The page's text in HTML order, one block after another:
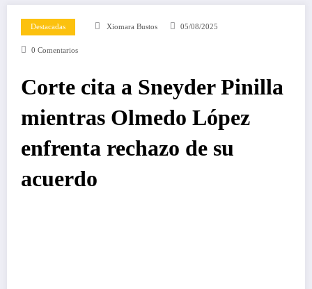
Destacadas Xiomara Bustos 05/08/2025
0 Comentarios
Corte cita a Sneyder Pinilla
mientras Olmedo López
enfrenta rechazo de su
acuerdo